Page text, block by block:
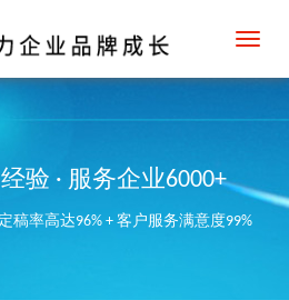
验 · 服务企业6000+
稿率高达96% + 客户服务满意度99%